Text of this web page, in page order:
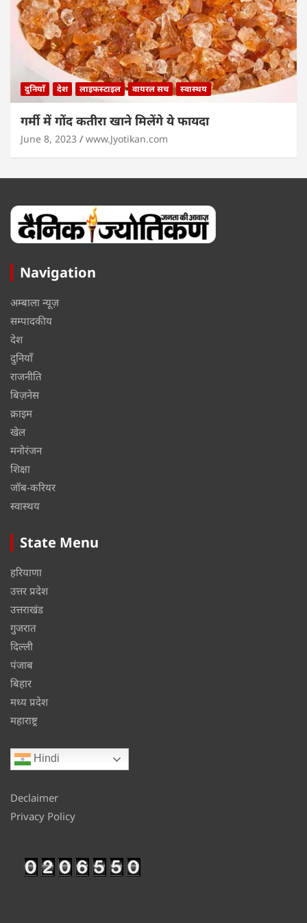
दुनियाँ देश लाइफस्टाइल वायरल सच स्वास्थय
गर्मी में गोंद कतीरा खाने मिलेंगे ये फायदा
June 8, 2023 www.Jyotikan.com
Navigation
अम्बाला न्यूज़
सम्पादकीय
देश
दुनियाँ
राजनीति
बिज़नेस
क्राइम
खेल
मनोरंजन
शिक्षा
जॉब-करियर
स्वास्थय
State Menu
हरियाणा
उत्तर प्रदेश
उत्तराखंड
गुजरात
दिल्ली
पंजाब
बिहार
मध्य प्रदेश
महाराष्ट्र
Hindi
Declaimer
Privacy Policy